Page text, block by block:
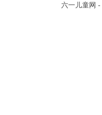
六一儿童网 -